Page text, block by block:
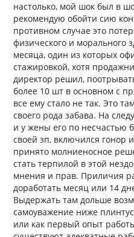
настолько, мой шок был в
рекомендую обойти сию
противном случае это
физического и морального
месяца, один из которых
стажировкой, хотя
директор решил,
более 10 шт в основном с
все ему стало не так. Это
своего рода забава. На
и у жены его по несчастью
своей зп, включился
принято молниеносное
стать терпилой в этой
мнения и прав. Приличия
доработать месяц или 14
Выдержать там дольше
самоуважение ниже
или как первый опыт